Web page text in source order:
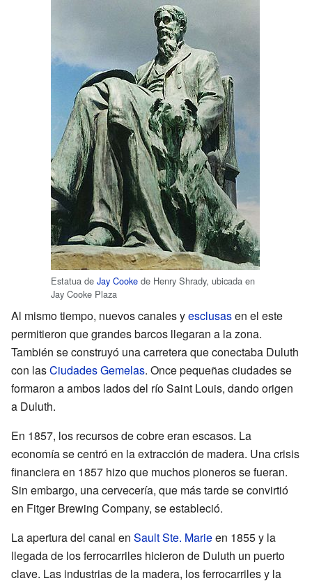
Estatua de Jay Cooke de Henry Shrady, ubicada en
Jay Cooke Plaza
Al mismo tiempo, nuevos canales yesclusasen el este
permitieron que grandes barcos llegaran a la zona.
También se construyó una carretera que conectaba Duluth
con lasCiudades Gemelas. Once pequeñas ciudades se
formaron a ambos lados del río Saint Louis, dando origen
a Duluth.
En 1857, los recursos de cobre eran escasos. La
economía se centró en la extracción de madera. Una crisis
financiera en 1857 hizo que muchos pioneros se fueran.
Sin embargo, una cervecería, que más tarde se convirtió
en Fitger Brewing Company, se estableció.
La apertura del canal en Sault Ste. Marieen 1855 y la
llegada de los ferrocarriles hicieron de Duluth un puerto
clave. Las industrias de la madera, los ferrocarriles y la